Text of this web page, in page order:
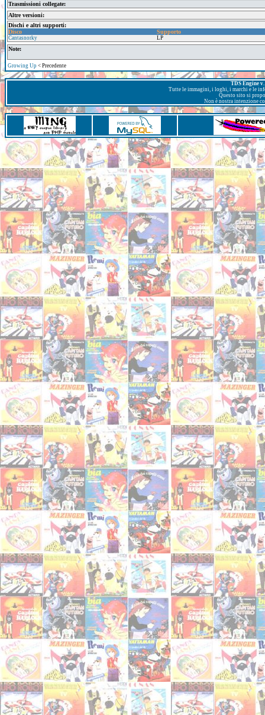
Trasmissioni collegate:
Altre versioni:
Dischi e altri supporti:
Disco
Supporto
Cantasnorky LP
Note:
Growing Up < Precedente
TDS Engine
Tutte le immagini, i loghi, i marchi e le
Questo sito si
Non è nostra intenzione